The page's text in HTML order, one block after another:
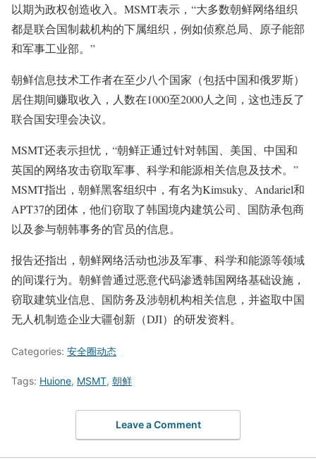
以期为政权创造收入。MSMT表示，“大多数朝鲜网络组织
都是联合国制裁机构的下属组织，例如侦察总局、原子能部
和军事工业部。”
朝鲜信息技术工作者在至少八个国家（包括中国和俄罗斯）
居住期间赚取收入，人数在1000至2000人之间，这也违反了
联合国安理会决议。
MSMT还表示担忧，“朝鲜正通过针对韩国、美国、中国和
英国的网络攻击窃取军事、科学和能源相关信息及技术。”
MSMT指出，朝鲜黑客组织中，有名为Kimsuky、Andariel和
APT37的团体，他们窃取了韩国境内建筑公司、国防承包商
以及参与朝韩事务的官员的信息。
报告还指出，朝鲜网络活动也涉及军事、科学和能源等领域
的间谍行为。朝鲜曾通过恶意代码渗透韩国网络基础设施，
窃取建筑业信息、国防务及涉朝机构相关信息，并盗取中国
无人机制造企业大疆创新（DJI）的研发资料。
Categories: 安全圈动态
Tags: Huione, MSMT, 朝鲜
Leave a Comment